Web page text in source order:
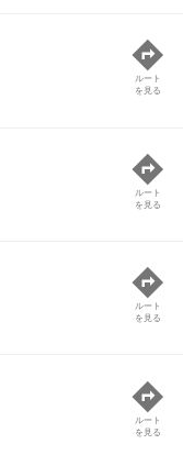
ルート
を見る
ルート
を見る
ルート
を見る
ルート
を見る